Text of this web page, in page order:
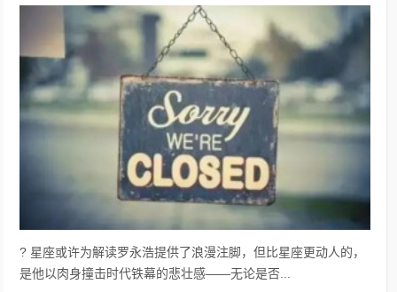
? 星座或许为解读罗永浩提供了浪漫注脚，但比星座更动人的，
是他以肉身撞击时代铁幕的悲壮感——无论是否...